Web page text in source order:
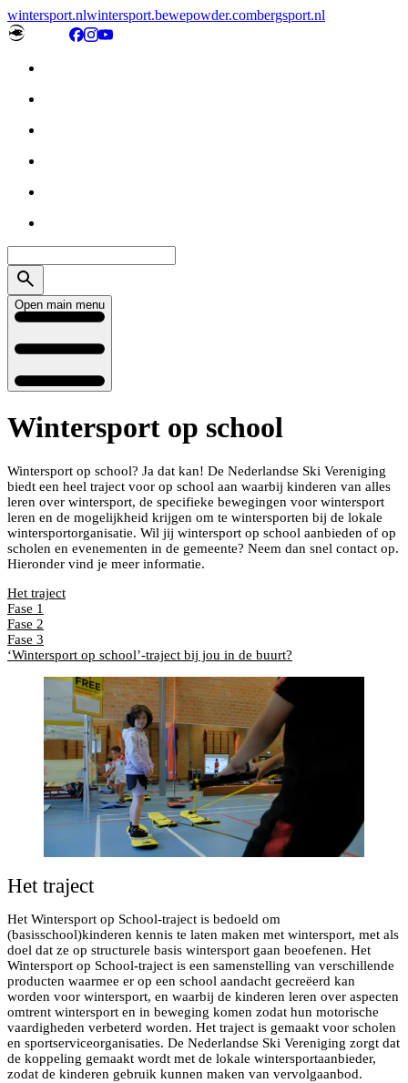
wintersport.nlwintersport.bewepowder.combergsport.nl
Open main menu
Wintersport op school
Wintersport op school? Ja dat kan! De Nederlandse Ski Vereniging
biedt een heel traject voor op school aan waarbij kinderen van alles
leren over wintersport, de specifieke bewegingen voor wintersport
leren en de mogelijkheid krijgen om te wintersporten bij de lokale
wintersportorganisatie. Wil jij wintersport op school aanbieden of op
scholen en evenementen in de gemeente? Neem dan snel contact op.
Hieronder vind je meer informatie.
Het traject
Fase 1
Fase 2
Fase 3
‘Wintersport op school’-traject bij jou in de buurt?
Het traject
Het Wintersport op School-traject is bedoeld om
(basisschool)kinderen kennis te laten maken met wintersport, met als
doel dat ze op structurele basis wintersport gaan beoefenen. Het
Wintersport op School-traject is een samenstelling van verschillende
producten waarmee er op een school aandacht gecreëerd kan
worden voor wintersport, en waarbij de kinderen leren over aspecten
omtrent wintersport en in beweging komen zodat hun motorische
vaardigheden verbeterd worden. Het traject is gemaakt voor scholen
en sportserviceorganisaties. De Nederlandse Ski Vereniging zorgt dat
de koppeling gemaakt wordt met de lokale wintersportaanbieder,
zodat de kinderen gebruik kunnen maken van vervolgaanbod.